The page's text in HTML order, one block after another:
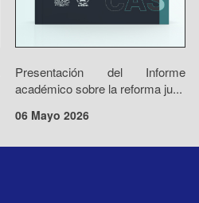
Presentación del Informe
académico sobre la reforma ju...
06 Mayo 2026